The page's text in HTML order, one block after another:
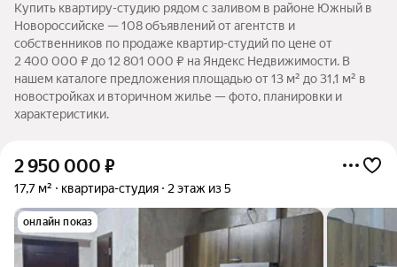
Купить квартиру-студию рядом с заливом в районе Южный в
Новороссийске — 108 объявлений от агентств и
собственников по продаже квартир-студий по цене от
2 400 000 ₽ до 12 801 000 ₽ на Яндекс Недвижимости. В
нашем каталоге предложения площадью от 13 м² до 31,1 м² в
новостройках и вторичном жилье — фото, планировки и
характеристики.
2 950 000 ₽
17,7 м² квартира-студия 2 этаж из 5
онлайн показ